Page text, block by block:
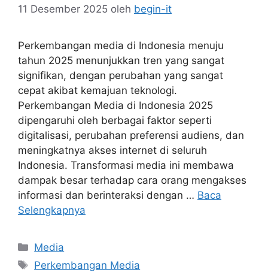
11 Desember 2025 oleh begin-it
Perkembangan media di Indonesia menuju
tahun 2025 menunjukkan tren yang sangat
signifikan, dengan perubahan yang sangat
cepat akibat kemajuan teknologi.
Perkembangan Media di Indonesia 2025
dipengaruhi oleh berbagai faktor seperti
digitalisasi, perubahan preferensi audiens, dan
meningkatnya akses internet di seluruh
Indonesia. Transformasi media ini membawa
dampak besar terhadap cara orang mengakses
informasi dan berinteraksi dengan … Baca
Selengkapnya
Kategori
Media
Tag
Perkembangan Media